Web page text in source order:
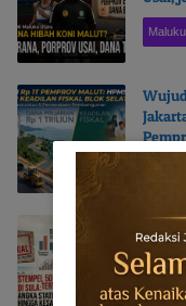
OPINI